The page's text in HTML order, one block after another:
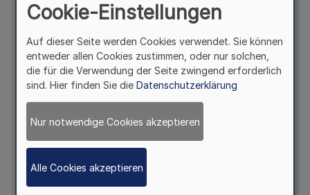
Cookie-Einstellungen
Auf dieser Seite werden Cookies verwendet. Sie können
entweder allen Cookies zustimmen, oder nur solchen,
die für die Verwendung der Seite zwingend erforderlich
sind. Hier finden Sie die Datenschutzerklärung
Nur notwendige Cookies akzeptieren
Alle Cookies akzeptieren